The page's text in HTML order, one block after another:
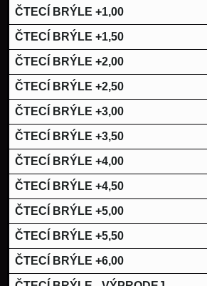
ČTECÍ BRÝLE +1,00
ČTECÍ BRÝLE +1,50
ČTECÍ BRÝLE +2,00
ČTECÍ BRÝLE +2,50
ČTECÍ BRÝLE +3,00
ČTECÍ BRÝLE +3,50
ČTECÍ BRÝLE +4,00
ČTECÍ BRÝLE +4,50
ČTECÍ BRÝLE +5,00
ČTECÍ BRÝLE +5,50
ČTECÍ BRÝLE +6,00